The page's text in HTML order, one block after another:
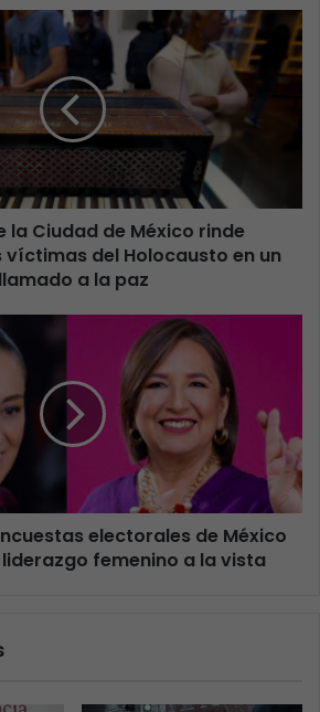
la Ciudad de México rinde
víctimas del Holocausto en un
llamado a la paz
electorales de México
femenino a la vista